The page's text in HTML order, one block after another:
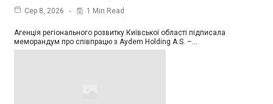
Сер 8, 2026 1 Min Read
Агенція регіонального розвитку Київської області підписала
меморандум про співпрацю з Aydem Holding A.S. –…